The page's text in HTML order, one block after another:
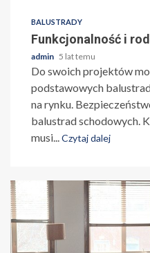
BALUSTRADY
Funkcjonalność i
admin 5 lat temu
Do swoich projektów
podstawowych
na rynku.
balustrad schodowych.
musi... Czytaj dalej